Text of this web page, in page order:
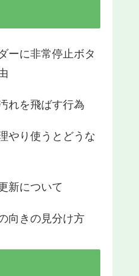
ーに非常停止ボタ
れを飛ばす行為
やり使うとどうな
新について
向きの見分け方